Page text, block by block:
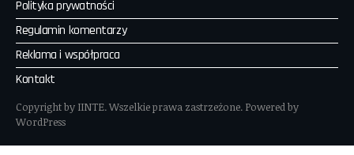
Polityka prywatności
Regulamin komentarzy
Reklama i współpraca
Kontakt
Copyright by IINTE. Wszelkie prawa zastrzeżone. Powered by
WordPress